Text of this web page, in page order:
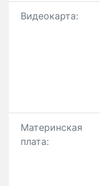
Видеокарта:
Материнская
плата: